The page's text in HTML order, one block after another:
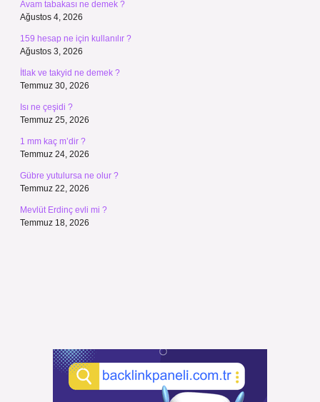
Avam tabakası ne demek ?
Ağustos 4, 2026
159 hesap ne için kullanılır ?
Ağustos 3, 2026
İtlak ve takyid ne demek ?
Temmuz 30, 2026
Isı ne çeşidi ?
Temmuz 25, 2026
1 mm kaç m’dir ?
Temmuz 24, 2026
Gübre yutulursa ne olur ?
Temmuz 22, 2026
Mevlüt Erdinç evli mi ?
Temmuz 18, 2026